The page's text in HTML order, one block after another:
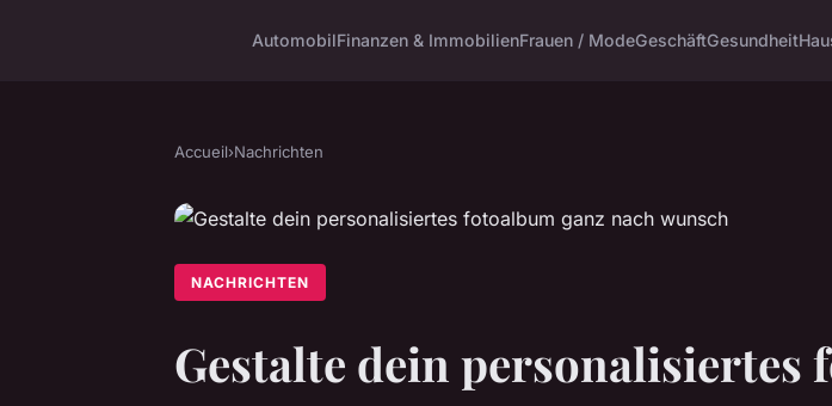
AutomobilFinanzen & ImmobilienFrauen / ModeGeschäftGesundheit
Accueil›Nachrichten
NACHRICHTEN
Gestalte dein personalisiertes